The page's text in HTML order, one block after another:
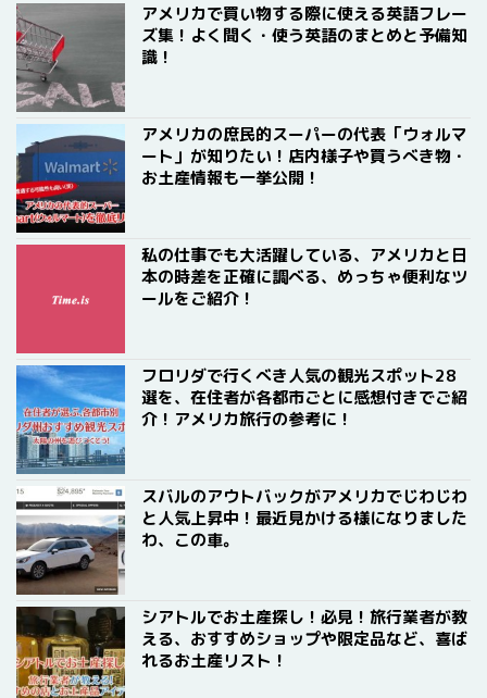
アメリカで買い物する際に使える英語フレー
ズ集！よく聞く・使う英語のまとめと予備知
識！
アメリカの庶民的スーパーの代表「ウォルマ
ート」が知りたい！店内様子や買うべき物・
お土産情報も一挙公開！
私の仕事でも大活躍している、アメリカと日
本の時差を正確に調べる、めっちゃ便利なツ
ールをご紹介！
フロリダで行くべき人気の観光スポット28
選を、在住者が各都市ごとに感想付きでご紹
介！アメリカ旅行の参考に！
スバルのアウトバックがアメリカでじわじわ
と人気上昇中！最近見かける様になりました
わ、この車。
シアトルでお土産探し！必見！旅行業者が教
える、おすすめショップや限定品など、喜ば
れるお土産リスト！